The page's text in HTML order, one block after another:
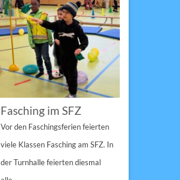
Fasching im SFZ
Vor den Faschingsferien feierten
viele Klassen Fasching am SFZ. In
der Turnhalle feierten diesmal